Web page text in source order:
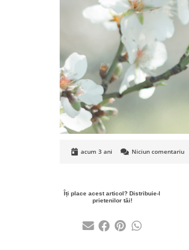
acum 3 ani Niciun comentariu